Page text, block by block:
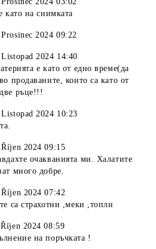
като на снимката
Prosinec 2024 09:22
Listopad 2024 14:40
е като от едно време(да
продаваните, които са като от
ръце!!!
Listopad 2024 10:23
Říjen 2024 09:15
очакванията ми. Халатите
много добре.
Říjen 2024 07:42
са страхотни ,меки ,топли
Říjen 2024 08:59
на поръчката !